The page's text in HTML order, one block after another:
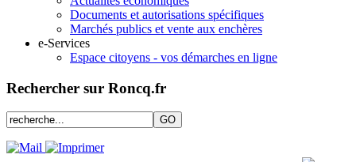
Documents et autorisations spécifiques
Marchés publics et vente aux enchères
e-Services
Espace citoyens - vos démarches en ligne
Rechercher sur Roncq.fr